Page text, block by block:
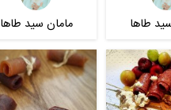
طاها مامان سید طاها